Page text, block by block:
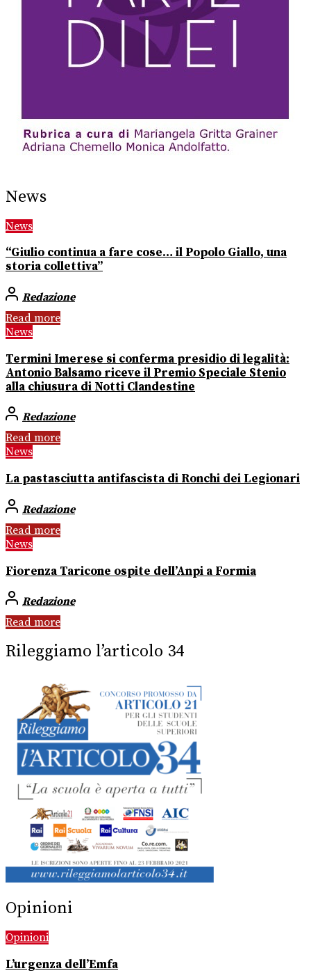
News
News
“Giulio continua a fare cose… il Popolo Giallo, una
storia collettiva”
Redazione
Read more
News
Termini Imerese si conferma presidio di legalità:
Antonio Balsamo riceve il Premio Speciale Stenio
alla chiusura di Notti Clandestine
Redazione
Read more
News
La pastasciutta antifascista di Ronchi dei Legionari
Redazione
Read more
News
Fiorenza Taricone ospite dell’Anpi a Formia
Redazione
Read more
Rileggiamo l’articolo 34
Opinioni
Opinioni
L’urgenza dell’Emfa